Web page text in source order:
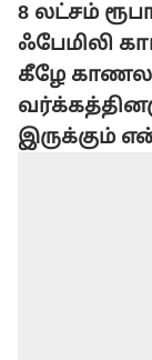
8 லட்சம்
ஃபேமிலி
கீழே
இருக்கும்